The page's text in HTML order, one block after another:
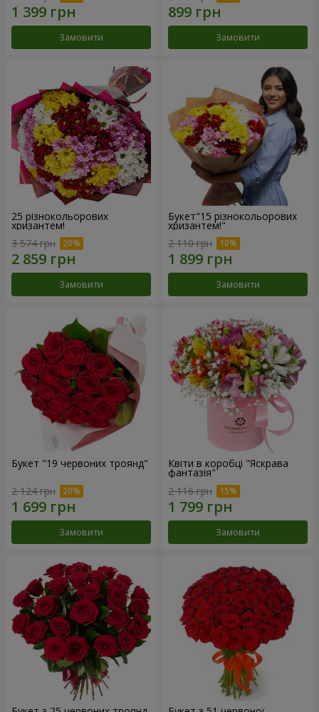
Замовити Замовити
25 різнокольорових
хризантем!
3 574 грн
Замовити
Букет"15 різнокольорових
хризантем!"
2 110 грн
Замовити
Букет "19 червоних троянд"
2 124 грн
Замовити
Квіти в коробці "Яскрава
фантазія"
2 116 грн
Замовити